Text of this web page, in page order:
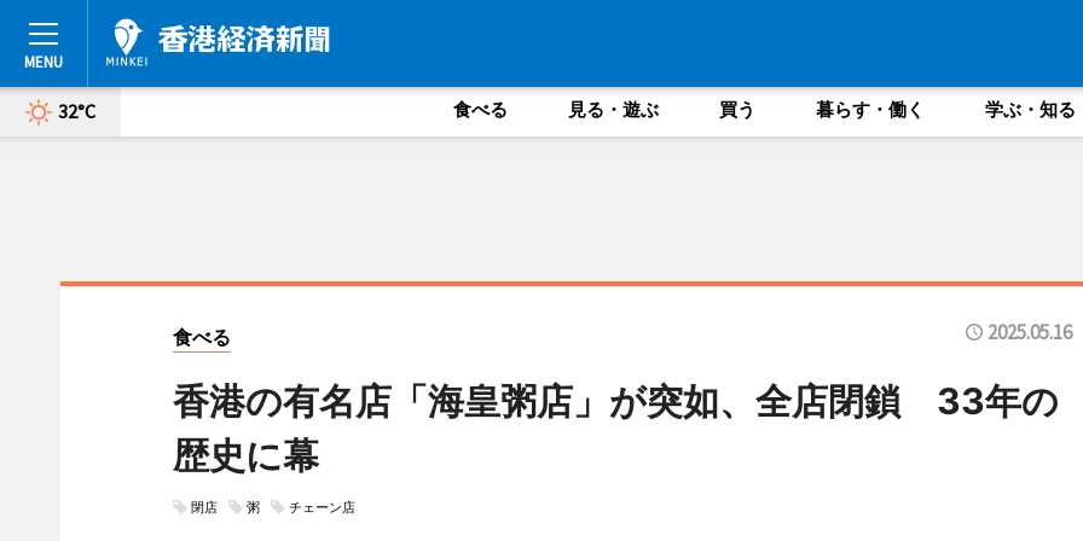
32°C 食べる 見る・遊ぶ 買う 暮らす・働く 学ぶ・知る
食べる 2025.05.16
香港の有名店「海皇粥店」が突如、全店閉鎖 33年の
歴史に幕
閉店 粥 チェーン店